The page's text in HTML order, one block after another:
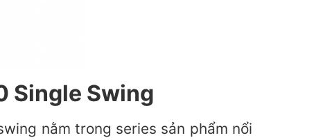
Single Swing
nằm trong series sản phẩm nổi